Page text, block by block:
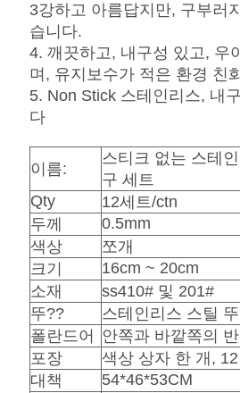
3강하고 아름답지만, 구부러
습니다.
4. 깨끗하고, 내구성 있고, 우
며, 유지보수가 적은 환경 친
5. Non Stick 스테인리스, 내
다
이름:
스티크 없는 스테
구 세트
Qty
12세트/ctn
두께
0.5mm
색상
쪼개
크기
16cm ~ 20cm
소재
ss410# 및 201#
뚜??
스테인리스 스틸
폴란드어
안쪽과 바깥쪽의
포장
색상 상자 한 개,
대책
54*46*53CM